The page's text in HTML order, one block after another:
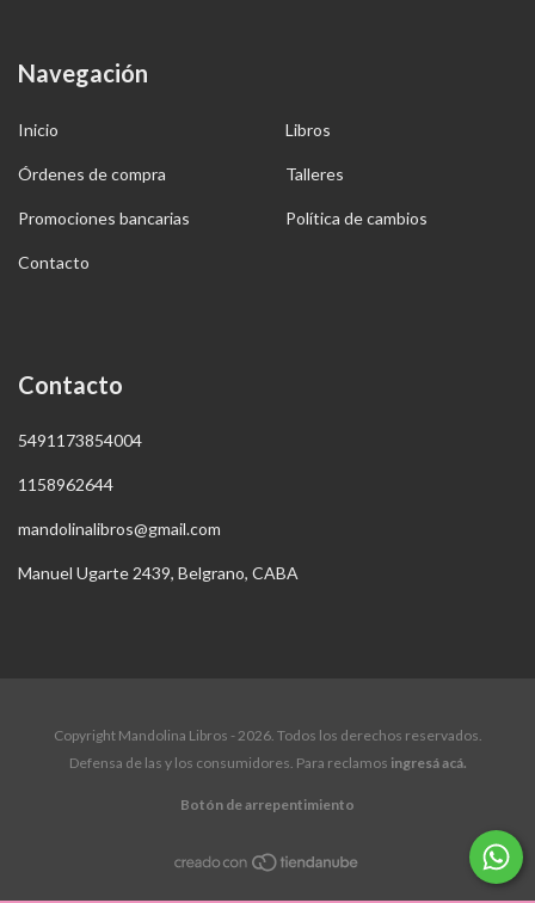
Navegación
Inicio Libros
Órdenes de compra Talleres
Promociones bancarias Política de cambios
Contacto
Contacto
5491173854004
1158962644
mandolinalibros@gmail.com
Manuel Ugarte 2439, Belgrano, CABA
Copyright Mandolina Libros - 2026. Todos los derechos reservados.
Defensa de las y los consumidores. Para reclamos ingresá acá.
Botón de arrepentimiento